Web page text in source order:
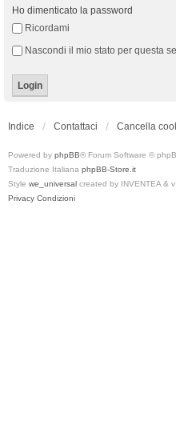
Ho dimenticato la password
Ricordami
Nascondi il mio stato per questa
Indice Contattaci Cancella
Powered by phpBB® Forum Software ©
Traduzione Italiana phpBB-Store.it
Style we_universal created by INVENTEA &
Privacy Condizioni